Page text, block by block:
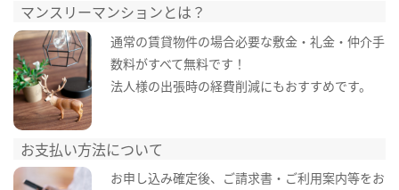
マンスリーマンションとは？
通常の賃貸物件の場合必要な敷金・礼金・仲介手
数料がすべて無料です！
法人様の出張時の経費削減にもおすすめです。
お支払い方法について
お申し込み確定後、ご請求書・ご利用案内等をお